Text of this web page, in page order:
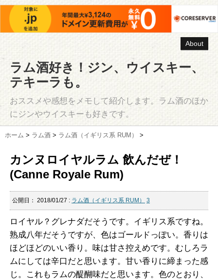
About
ラム酒好き！ジン、ウイスキー、
テキーラも。
おススメや感想をメモして紹介します。ラム酒のほか
にジンやウイスキーも好きです。
ホーム > ラム酒 > ラム酒（イギリス系 RUM） >
カンヌロイヤルラム 飲んだぜ！
(Canne Royale Rum)
公開日： 2018/01/27 : ラム酒（イギリス系 RUM） 3
ロイヤル？グレナダだそうです。イギリス系ですね。
熟成八年だそうですが、色はゴールドっぽい。香りは
ほどほどのいい香り。味は甘さ控えめです。むしろラ
ムにしては辛口だと思います。甘い香りに締まった感
じ。これもラムの醍醐味だと思います。色のとおり、